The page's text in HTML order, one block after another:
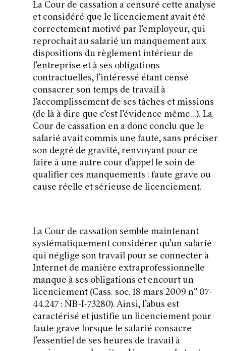
La Cour de cassation a censuré cette analyse
et considéré que le licenciement avait été
correctement motivé par l’employeur, qui
reprochait au salarié un manquement aux
dispositions du règlement intérieur de
l’entreprise et à ses obligations
contractuelles, l’intéressé étant censé
consacrer son temps de travail à
l’accomplissement de ses tâches et missions
(de là à dire que c’est l’évidence même…). La
Cour de cassation en a donc conclu que le
salarié avait commis une faute, sans préciser
son degré de gravité, renvoyant pour ce
faire à une autre cour d’appel le soin de
qualifier ces manquements : faute grave ou
cause réelle et sérieuse de licenciement.
La Cour de cassation semble maintenant
systématiquement considérer qu’un salarié
qui néglige son travail pour se connecter à
Internet de manière extraprofessionnelle
manque à ses obligations et encourt un
licenciement (Cass. soc. 18 mars 2009 n° 07-
44.247 : NB-I-73280). Ainsi, l’abus est
caractérisé et justifie un licenciement pour
faute grave lorsque le salarié consacre
l’essentiel de ses heures de travail à